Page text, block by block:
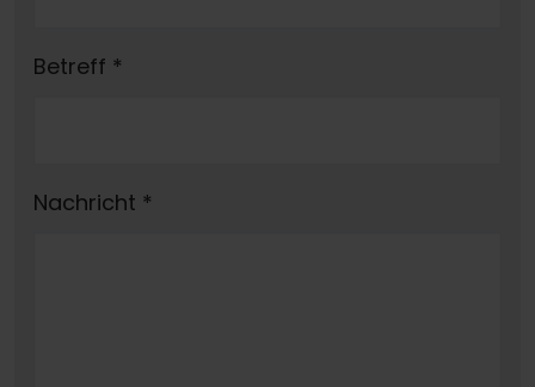
Betreff *
Nachricht *